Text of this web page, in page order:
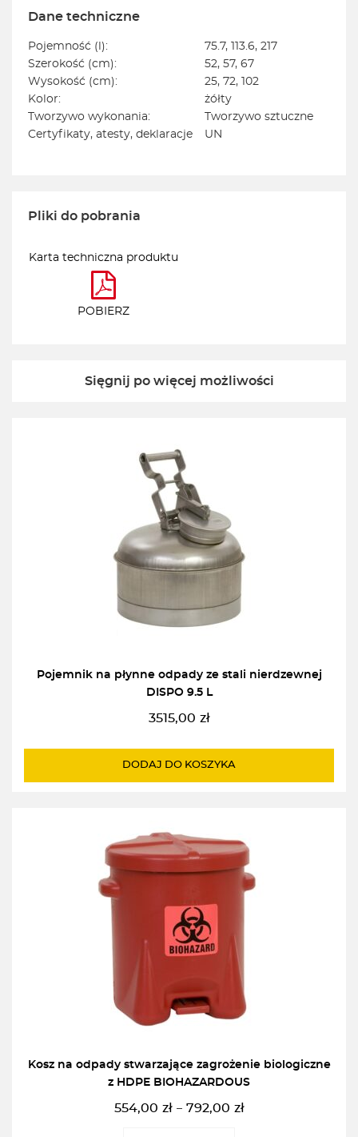
Dane techniczne
Pojemność (l):
75.7, 113.6, 217
Szerokość (cm):
52, 57, 67
Wysokość (cm):
25, 72, 102
Kolor:
żółty
Tworzywo wykonania:
Tworzywo sztuczne
Certyfikaty, atesty, deklaracje
UN
Pliki do pobrania
Karta techniczna produktu
POBIERZ
Sięgnij po więcej możliwości
Pojemnik na płynne odpady ze stali nierdzewnej
DISPO 9.5 L
3515,00 zł
DODAJ DO KOSZYKA
Kosz na odpady stwarzające zagrożenie biologiczne
z HDPE BIOHAZARDOUS
554,00 zł – 792,00 zł
Zakres